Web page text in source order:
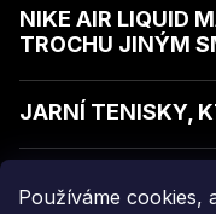
Používáme cookies,
NIKE AIR LIQUID
TROCHU JINÝM
JARNÍ TENISKY,